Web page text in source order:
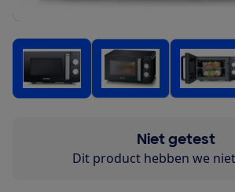
Niet getest
Dit product hebben we